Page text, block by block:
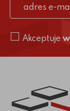
adres e-mail
Akceptuje
Link do strony